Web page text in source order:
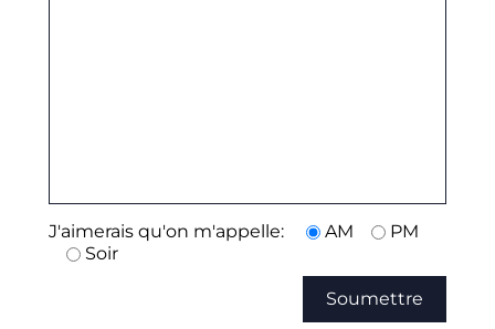
J'aimerais qu'on m'appelle: AM
PM
Soir